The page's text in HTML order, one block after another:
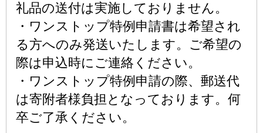
礼品の送付は実施しておりません。
・ワンストップ特例申請書は希望され
る方へのみ発送いたします。ご希望の
際は申込時にご連絡ください。
・ワンストップ特例申請の際、郵送代
は寄附者様負担となっております。何
卒ご了承ください。